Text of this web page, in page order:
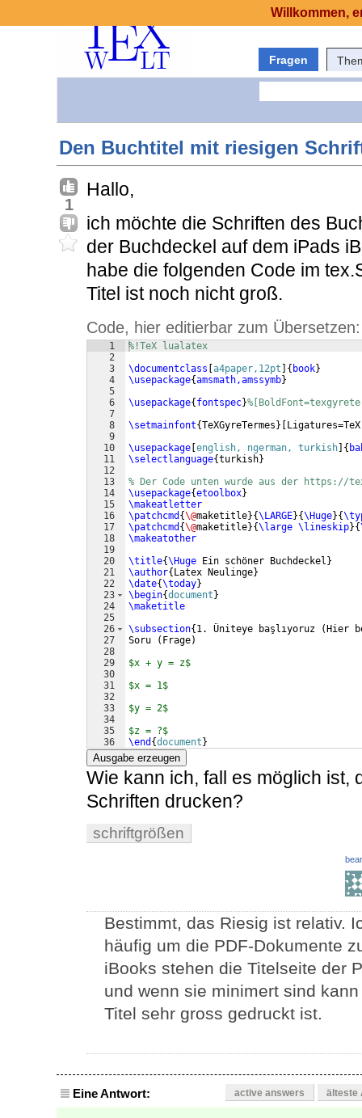
Fragen
Den Buchtitel mit riesigen
1
Hallo,
ich möchte die Schriften des
der Buchdeckel auf dem iPads
habe die folgenden Code im
Titel ist noch nicht groß.
Code, hier editierbar zum Übersetzen:
1
2
3
4
5
6
7
8
9
10
11
12
13
14
15
16
17
18
19
20
21
22
23
24
25
26
27
28
29
30
31
32
33
34
35
36
%!TeX lualatex
\documentclass a4paper,12pt { book}
\usepackage{amsmath,amssymb}
\usepackage{ fontspec}
\setmainfont{TeXGyreTermes } Ligatures=TeX
\usepackage english, ngerman, turkish {
\selectlanguage{turkish}
% Der Code unten wurde aus der https://
\usepackage{etoolbox}
\makeatletter
\patchcmd {\@maketitle}{\LARGE}{\Huge}{
\patchcmd {\@maketitle}{\large \lineskip}{
\makeatother
\title{\Huge Ein schöner Buchdeckel }
\author{ Latex Neulinge}
\date{\today}
\begin{document }
\maketitle
\subsection{ 1. Üniteye başlıyoruz ( Hier
Soru
( Frage)
$x + y = z$
$x = 1$
$y = 2$
$z = ?$
\end {document }
Ausgabe erzeugen
Wie kann ich, fall es möglich ist,
Schriften drucken?
schriftgrößen
Bestimmt, das Riesig ist relativ.
häufig um die PDF-Dokumente
iBooks stehen die Titelseite der
und wenn sie minimert sind
Titel sehr gross gedruckt ist.
Eine Antwort: active answers älteste
Willkommen,